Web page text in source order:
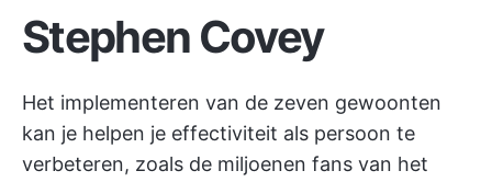
Stephen Covey
Het implementeren van de zeven gewoonten
kan je helpen je effectiviteit als persoon te
verbeteren, zoals de miljoenen fans van het